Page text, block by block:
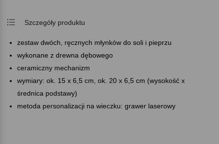
Szczegóły produktu
zestaw dwóch, ręcznych młynków do soli i pieprzu
wykonane z drewna dębowego
ceramiczny mechanizm
wymiary: ok. 15 x 6,5 cm, ok. 20 x 6,5 cm (wysokość x
średnica podstawy)
metoda personalizacji na wieczku: grawer laserowy